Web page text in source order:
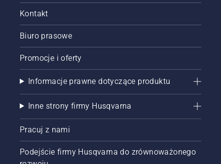
Kontakt
Biuro prasowe
Promocje i oferty
Informacje prawne dotyczące produktu
Inne strony firmy Husqvarna
Pracuj z nami
Podejście firmy Husqvarna do zrównoważonego